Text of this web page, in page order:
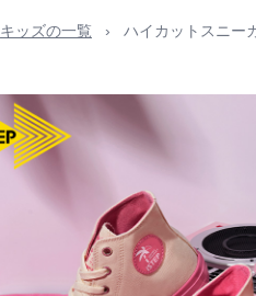
キッズの一覧 › ハイカットスニー